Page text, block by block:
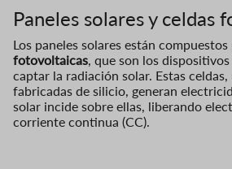
Paneles solares y celdas
Los paneles solares están
fotovoltaicas, que son los
captar la radiación solar. Estas
fabricadas de silicio, generan
solar incide sobre ellas, liberando
corriente continua (CC).